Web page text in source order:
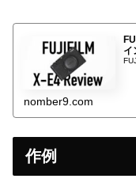
イ
nomber9.com
作例